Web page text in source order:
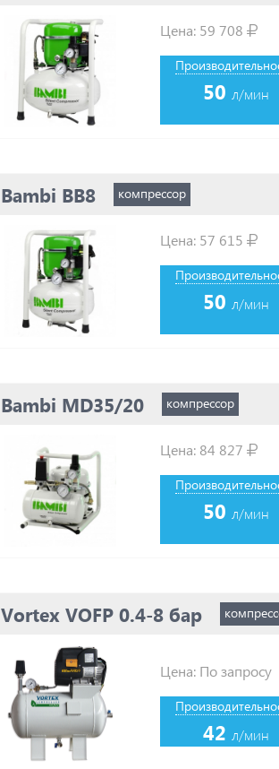
ММЗ
Орёлкомпрессормаш
ПКСД
РКЗ
ЧКЗ
Цена: 59 708
50 л/мин
Bambi BB8 компрессор
Цена: 57 615
50 л/мин
Bambi MD35/20 компрессор
Цена: 84 827
50 л/мин
Vortex VOFP 0.4-8 бар
Цена: По запросу
42 л/мин